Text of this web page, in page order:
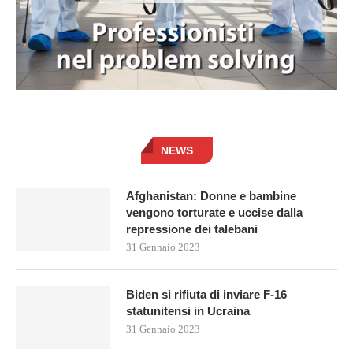
NEWS
Afghanistan: Donne e bambine
vengono torturate e uccise dalla
repressione dei talebani
31 Gennaio 2023
Biden si rifiuta di inviare F-16
statunitensi in Ucraina
31 Gennaio 2023